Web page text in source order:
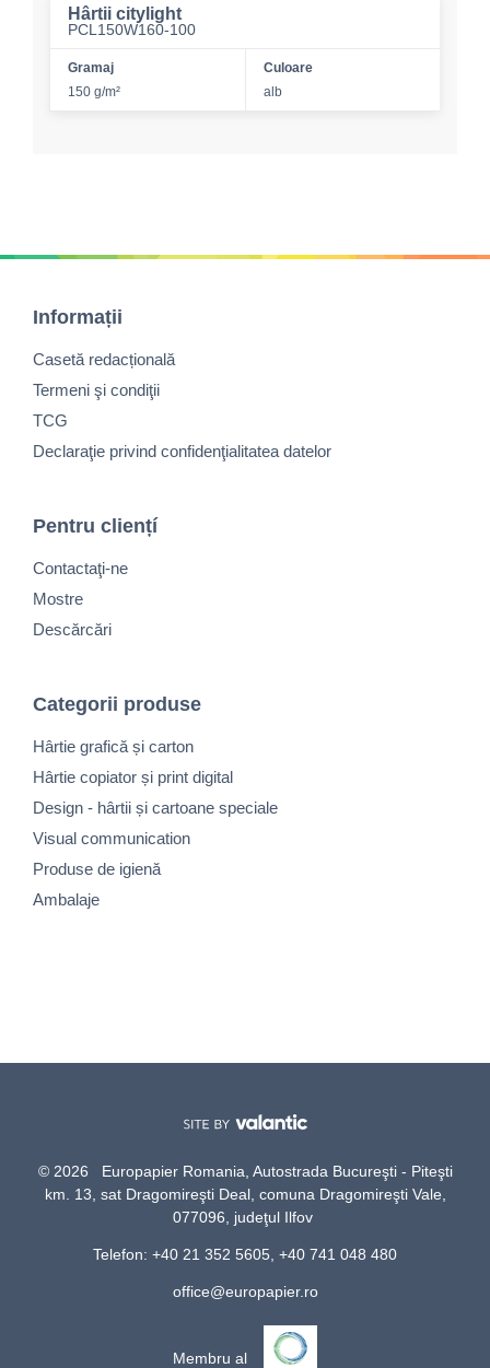
Hârtii citylight
PCL150W160-100
Gramaj
150 g/m²
Culoare
alb
Informații
Casetă redacțională
Termeni şi condiţii
TCG
Declaraţie privind confidenţialitatea datelor
Pentru cliențí
Contactaţi-ne
Mostre
Descărcări
Categorii produse
Hârtie grafică și carton
Hârtie copiator și print digital
Design - hârtii și cartoane speciale
Visual communication
Produse de igienă
Ambalaje
© 2026 Europapier Romania, Autostrada Bucureşti - Piteşti
km. 13, sat Dragomireşti Deal, comuna Dragomireşti Vale,
077096, judeţul Ilfov
Telefon: +40 21 352 5605, +40 741 048 480
office@europapier.ro
Membru al